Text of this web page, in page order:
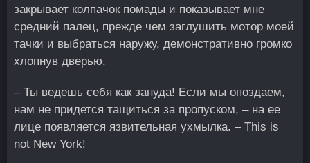
закрывает колпачок помады и показывает мне
средний палец, прежде чем заглушить мотор моей
тачки и выбраться наружу, демонстративно громко
хлопнув дверью.
– Ты ведешь себя как зануда! Если мы опоздаем,
нам не придется тащиться за пропуском, – на ее
лице появляется язвительная ухмылка. – This is
not New York!